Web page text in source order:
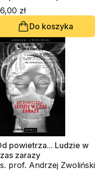
zł
Do koszyka
powietrza... Ludzie w
zarazy
prof. Andrzej Zwoliński